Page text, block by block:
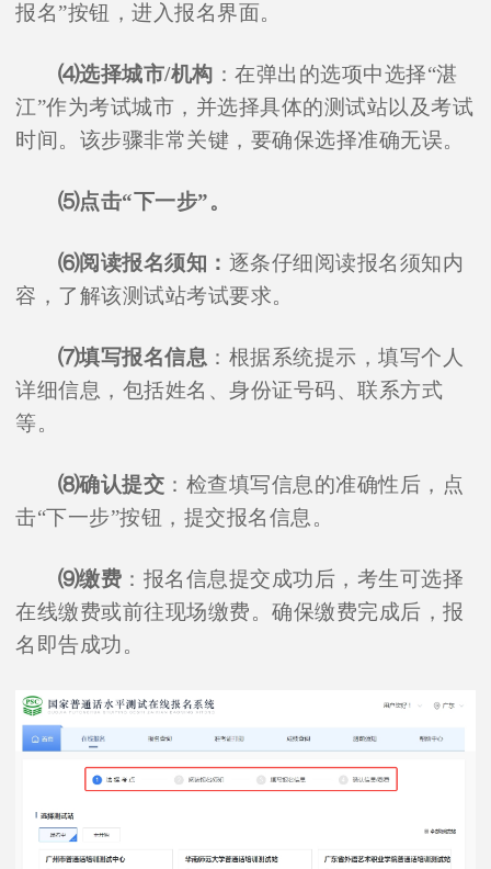
报名”按钮，进入报名界面。
⑷选择城市/机构 ：在弹出的选项中选择“湛
江”作为考试城市，并选择具体的测试站以及考试
时间。该步骤非常关键，要确保选择准确无误。
⑸点击“下一步”。
⑹阅读报名须知： 逐条仔细阅读报名须知内
容，了解该测试站考试要求。
⑺填写报名信息 ：根据系统提示，填写个人
详细信息，包括姓名、身份证号码、联系方式
等。
⑻确认提交 ：检查填写信息的准确性后，点
击“下一步”按钮，提交报名信息。
⑼缴费 ：报名信息提交成功后，考生可选择
在线缴费或前往现场缴费。确保缴费完成后，报
名即告成功。